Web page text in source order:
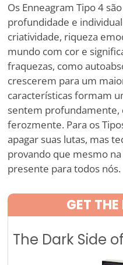
Os Enneagram Tipo 4
profundidade e
criatividade, riqueza
mundo com cor e
fraquezas, como
crescerem para um
características formam
sentem profundamente,
ferozmente. Para os
apagar suas lutas, mas
provando que mesmo
presente para todos nós.
GET THE
The Dark Side